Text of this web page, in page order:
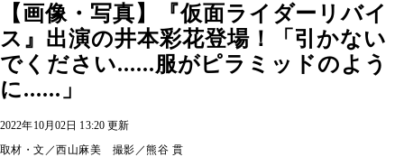
【画像・写真】『仮面ライダーリバイ
ス』出演の井本彩花登場！「引かない
でください......服がピラミッドのよう
に......」
2022年10月02日 13:20 更新
取材・文／西山麻美 撮影／熊谷 貫